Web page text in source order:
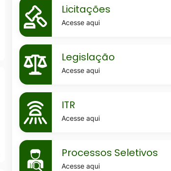
MaskLicitacoesLicitações
Acesse aqui
MaskLegislacao
Legislação
Acesse aqui
MaskItr ITR
Acesse aqui
MaskProcessos-
seletivos
Processos Seletivos
Acesse aqui